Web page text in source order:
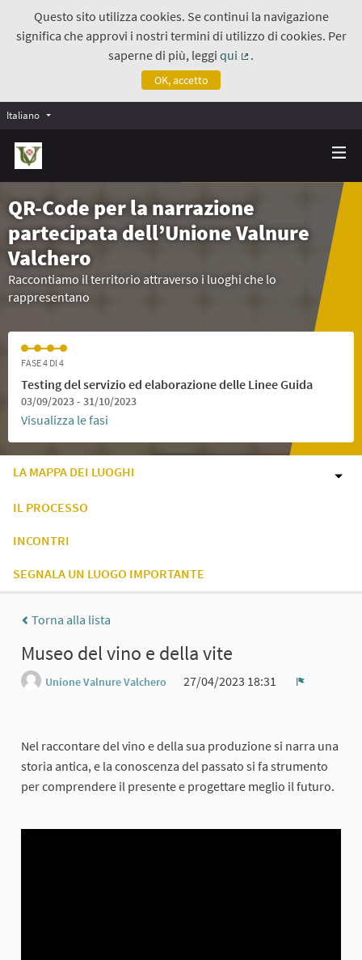
Questo sito utilizza cookies. Se continui la navigazione
significa che approvi i nostri termini di utilizzo di cookies. Per
saperne di più, leggiqui
.
OK, accetto
Italiano
QR-Code per la narrazione
partecipata dell’Unione Valnure
Valchero
Raccontiamo il territorio attraverso i luoghi che lo
rappresentano
FASE 4 DI 4
Testing del servizio ed elaborazione delle Linee Guida
03/09/2023 - 31/10/2023
Visualizza le fasi
LA MAPPA DEI LUOGHI
IL PROCESSO
INCONTRI
SEGNALA UN LUOGO IMPORTANTE
Torna alla lista
Museo del vino e della vite
Unione Valnure Valchero
27/04/2023 18:31
Nel raccontare del vino e della sua produzione si narra una
storia antica, e la conoscenza del passato si fa strumento
per comprendere il presente e progettare meglio il futuro.